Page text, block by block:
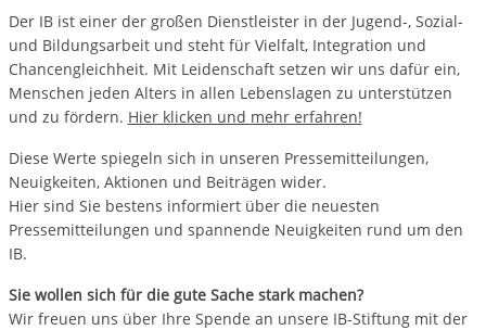
Der IB ist einer der großen Dienstleister in der Jugend-, Sozial-
und Bildungsarbeit und steht für Vielfalt, Integration und
Chancengleichheit. Mit Leidenschaft setzen wir uns dafür ein,
Menschen jeden Alters in allen Lebenslagen zu unterstützen
und zu fördern. Hier klicken und mehr erfahren!
Diese Werte spiegeln sich in unseren Pressemitteilungen,
Neuigkeiten, Aktionen und Beiträgen wider.
Hier sind Sie bestens informiert über die neuesten
Pressemitteilungen und spannende Neuigkeiten rund um den
IB.
Sie wollen sich für die gute Sache stark machen?
Wir freuen uns über Ihre Spende an unsere IB-Stiftung mit der